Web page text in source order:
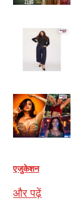
एजुकेशन
और पढ़ें